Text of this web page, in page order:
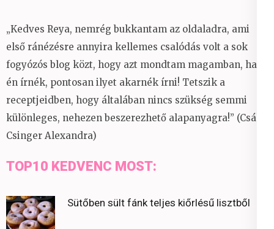
„Kedves Reya, nemrég bukkantam az oldaladra, ami
első ránézésre annyira kellemes csalódás volt a sok
fogyózós blog közt, hogy azt mondtam magamban, ha
én írnék, pontosan ilyet akarnék írni! Tetszik a
receptjeidben, hogy általában nincs szükség semmi
különleges, nehezen beszerezhető alapanyagra!” (Csáky
Csinger Alexandra)
TOP10 KEDVENC MOST:
Sütőben sült fánk teljes kiőrlésű lisztből